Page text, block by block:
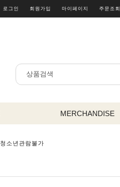
로그인 회원가입 마이페이지 주문조회
MERCHANDISE
청소년관람불가